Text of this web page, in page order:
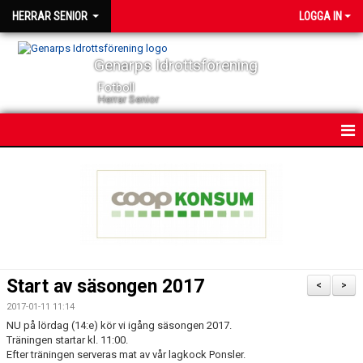
HERRAR SENIOR LOGGA IN
Genarps Idrottsförening
Fotboll
Herrar Senior
TRUPPEN
SERIER
>
<
Start av säsongen 2017
2017-01-11 11:14
NU på lördag (14:e) kör vi igång säsongen 2017.
Träningen startar kl. 11:00.
Efter träningen serveras mat av vår lagkock Ponsler.